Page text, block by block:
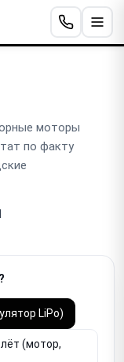
моторы
по факту
LiPo)
(мотор,